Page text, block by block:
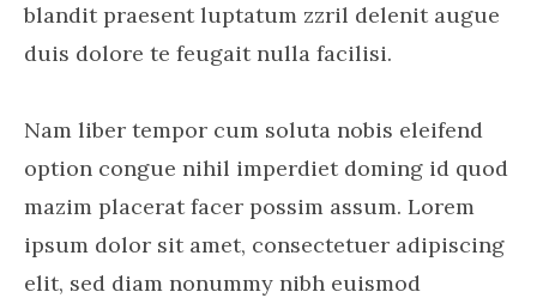
blandit praesent luptatum zzril delenit augue
duis dolore te feugait nulla facilisi.
Nam liber tempor cum soluta nobis eleifend
option congue nihil imperdiet doming id quod
mazim placerat facer possim assum. Lorem
ipsum dolor sit amet, consectetuer adipiscing
elit, sed diam nonummy nibh euismod